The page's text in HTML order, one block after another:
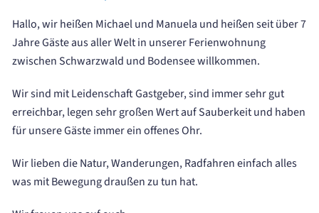
Hallo, wir heißen Michael und Manuela und heißen seit über 7
Jahre Gäste aus aller Welt in unserer Ferienwohnung
zwischen Schwarzwald und Bodensee willkommen.
Wir sind mit Leidenschaft Gastgeber, sind immer sehr gut
erreichbar, legen sehr großen Wert auf Sauberkeit und haben
für unsere Gäste immer ein offenes Ohr.
Wir lieben die Natur, Wanderungen, Radfahren einfach alles
was mit Bewegung draußen zu tun hat.